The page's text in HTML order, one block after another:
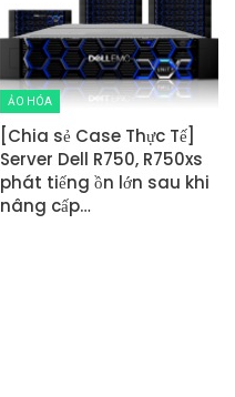
ẢO HÓA
[Chia sẻ Case Thực Tế]
Server Dell R750, R750xs
phát tiếng ồn lớn sau khi
nâng cấp…